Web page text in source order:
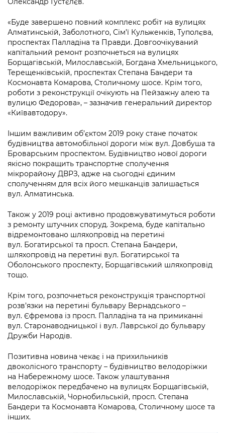
Підприємства, установи, організації
Kyiv International Relations
Річні звіти
Гендерна політика
Безбар'єрність
Київська міська військова адміністрація
Безбар'єрність
Портал послуг
Міський застосунок Київ Цифровий
Важливе під час воєнного стану
Уряд» – місцевий рівень»
Важливе під час воєнного стану
Портал даних Києва
Публічні дашборди
«Буде завершено повний комплекс робіт на вулицях
Алматинській, Заболотного, Сім’ї Кульженків, Туполєва,
проспектах Палладіна та Правди. Довгоочікуваний
капітальний ремонт розпочнеться на вулицях
Борщагівській, Милославській, Богдана Хмельницького,
Терещенківській, проспектах Степана Бандери та
Космонавта Комарова, Столичному шосе. Крім того,
роботи з реконструкції очікують на Пейзажну алею та
вулицю Федорова», – зазначив генеральний директор
«Київавтодору».
Іншим важливим об’єктом 2019 року стане початок
будівництва автомобільної дороги між вул. Довбуша та
Броварським проспектом. Будівництво нової дороги
якісно покращить транспортне сполучення
мікрорайону ДВРЗ, адже на сьогодні єдиним
сполученням для всіх його мешканців залишається
вул. Алматинська.
Також у 2019 році активно продовжуватимуться роботи
з ремонту штучних споруд. Зокрема, буде капітально
відремонтовано шляхопровід на перетині
вул. Богатирської та просп. Степана Бандери,
шляхопровід на перетині вул. Богатирської та
Оболонського проспекту, Борщагівський шляхопровід
тощо.
Крім того, розпочнеться реконструкція транспортної
розв’язки на перетині бульвару Вернадського –
вул. Єфремова із просп. Палладіна та на примиканні
вул. Старонаводницької і вул. Лаврської до бульвару
Дружби Народів.
Позитивна новина чекає і на прихильників
двоколісного транспорту – будівництво велодоріжки
на Набережному шосе. Також улаштування
велодоріжок передбачено на вулицях Борщагівській,
Милославській, Чорнобильській, просп. Степана
Бандери та Космонавта Комарова, Столичному шосе та
інших.